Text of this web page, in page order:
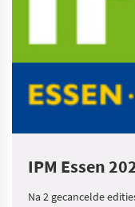
IPM Essen
Na 2 gecancelde